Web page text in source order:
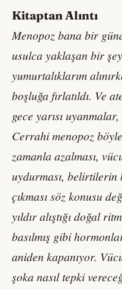
Kitaptan Alıntı
Menopoz bana bir
usulca yaklaşan bir
yumurtalıklarım
boşluğa fırlatıldı. Ve
gece yarısı
Cerrahi menopoz
zamanla azalması,
uydurması, belirtilerin
çıkması söz konusu
yıldır alıştığı doğal
basılmış gibi
aniden kapanıyor.
şoka nasıl tepki